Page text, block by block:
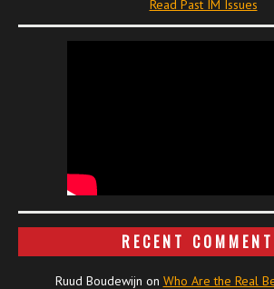
Read Past IM Issues
RECENT
Ruud Boudewijn on Who Are the Real